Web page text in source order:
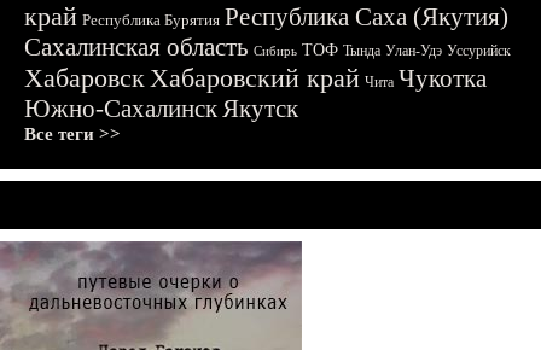
край Республика Бурятия Республика Саха (Якутия)
Сахалинская область Сибирь ТОФ Тында Улан-Удэ Уссурийск
ХабаровскХабаровский край Чита Чукотка
Южно-СахалинскЯкутск
Все теги >>